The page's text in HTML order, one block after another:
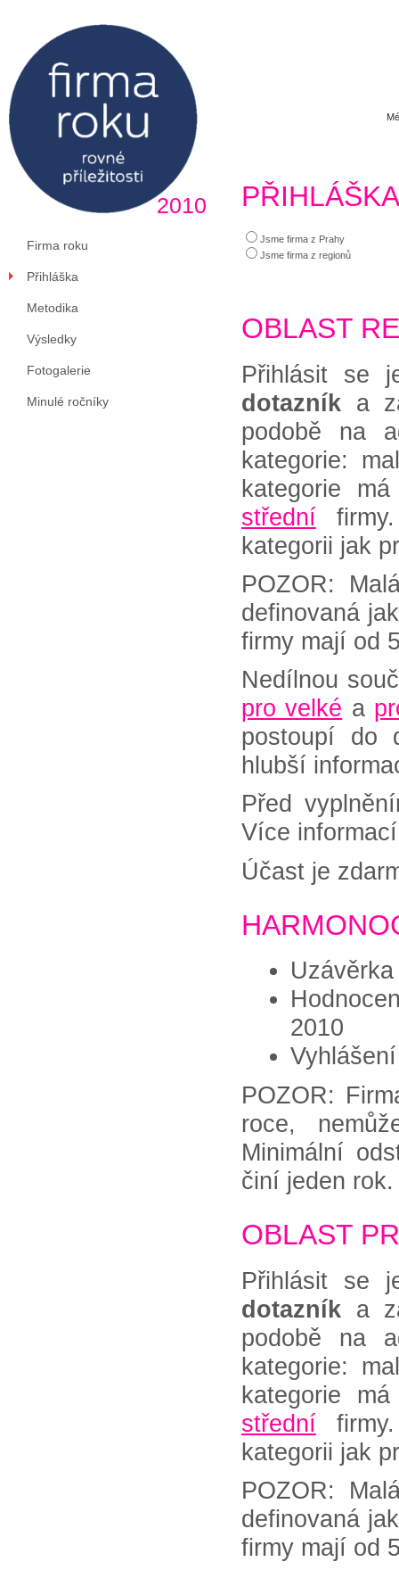
2010
Firma roku
Přihláška
Metodika
Výsledky
Fotogalerie
Minulé ročníky
PŘIHLÁŠKA
Jsme firma z Prahy
Jsme firma z regionů
OBLAST
Přihlásit se
dotazník a
podobě na
kategorie:
kategorie
střední
kategorii jak
POZOR:
definovaná
firmy mají od
Nedílnou
pro velké a
postoupí do
hlubší
Před
Více
Účast je
2010
POZOR:
roce,
Minimální
činí jeden rok.
OBLAST
Přihlásit se
dotazník a
podobě na
kategorie:
kategorie
střední
kategorii jak
POZOR:
definovaná
firmy mají od